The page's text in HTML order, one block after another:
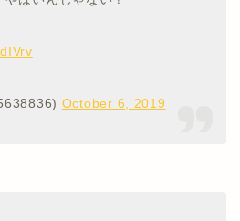
October 6, 2019